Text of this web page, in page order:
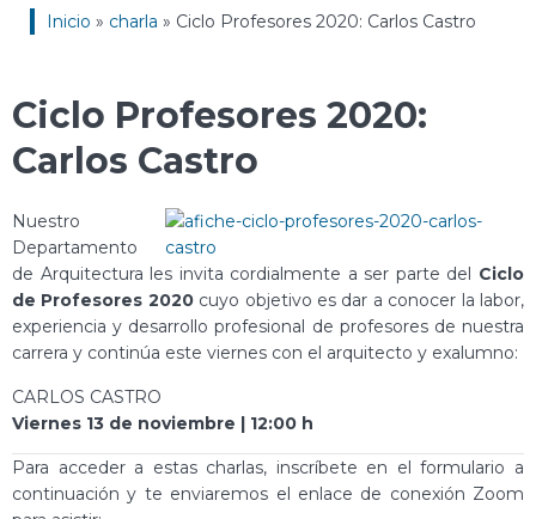
Inicio » charla » Ciclo Profesores 2020: Carlos Castro
Ciclo Profesores 2020:
Carlos Castro
Nuestro
Departamento
de Arquitectura les invita cordialmente a ser parte del Ciclo
de Profesores 2020cuyo objetivo es dar a conocer la labor,
experiencia y desarrollo profesional de profesores de nuestra
carrera y continúa este viernes con el arquitecto y exalumno:
CARLOS CASTRO
Viernes 13 de noviembre | 12:00 h
Para acceder a estas charlas, inscríbete en el formulario a
continuación y te enviaremos el enlace de conexión Zoom